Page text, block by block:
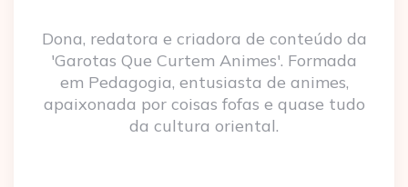
Dona, redatora e criadora de conteúdo da
'Garotas Que Curtem Animes'. Formada
em Pedagogia, entusiasta de animes,
apaixonada por coisas fofas e quase tudo
da cultura oriental.